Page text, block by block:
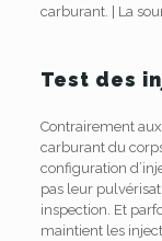
carburant. | La
Test des
Contrairement
carburant du
configuration
pas leur
inspection. Et
maintient les